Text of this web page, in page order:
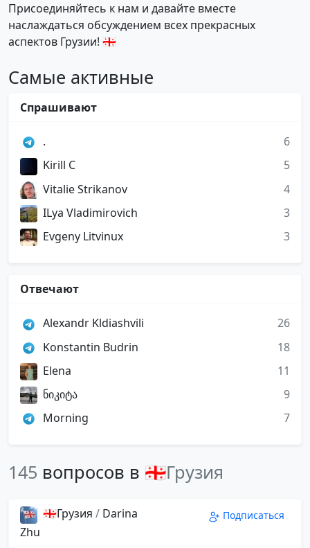
Присоединяйтесь к нам и давайте вместе
наслаждаться обсуждением всех прекрасных
аспектов Грузии! 🇬🇪
Самые активные
Спрашивают
.
6
Kirill C
5
Vitalie Strikanov
4
ILya Vladimirovich
3
Evgeny Litvinux
3
Отвечают
Alexandr Kldiashvili
26
Konstantin Budrin
18
Elena
11
ნიკიტა
9
Morning
7
145 вопросов в 🇬🇪Грузия
🇬🇪Грузия / Darina
Zhu
Подписаться